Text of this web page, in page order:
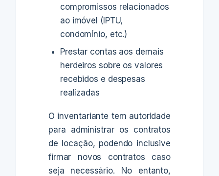
compromissos relacionados
ao imóvel (IPTU,
condomínio, etc.)
Prestar contas aos demais
herdeiros sobre os valores
recebidos e despesas
realizadas
O inventariante tem autoridade
para administrar os contratos
de locação, podendo inclusive
firmar novos contratos caso
seja necessário. No entanto,